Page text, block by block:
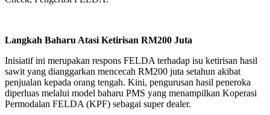
Langkah Baharu Atasi Ketirisan RM200 Juta
Inisiatif ini merupakan respons FELDA terhadap isu ketirisan hasil
sawit yang dianggarkan mencecah RM200 juta setahun akibat
penjualan kepada orang tengah. Kini, pengurusan hasil peneroka
diperluas melalui model baharu PMS yang menampilkan Koperasi
Permodalan FELDA (KPF) sebagai super dealer.